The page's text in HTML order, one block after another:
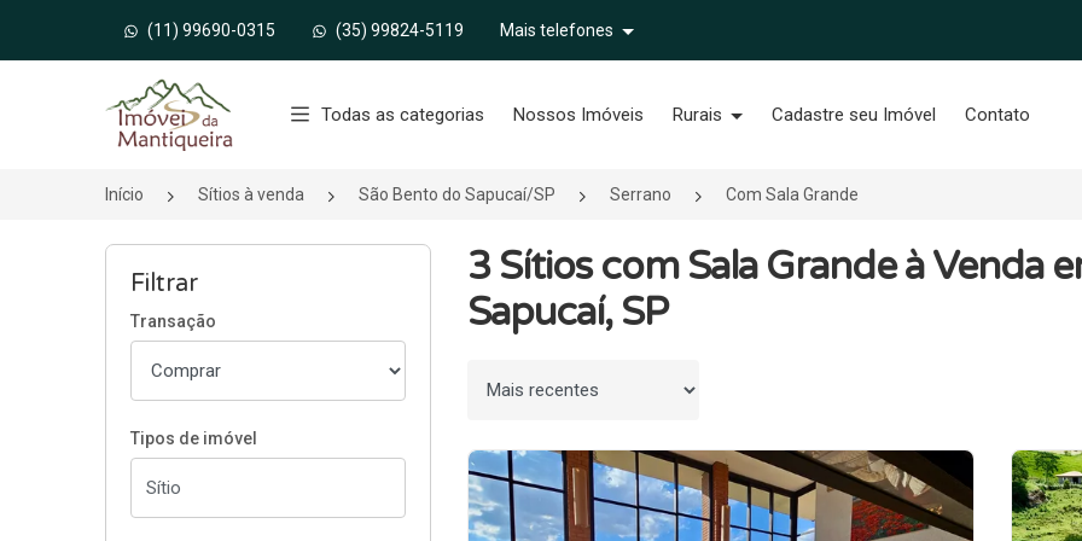
(11) 99690-0315 (35) 99824-5119 Mais telefones
Página inicial
Todas as categorias Nossos Imóveis Rurais Cadastre seu Imóvel Contato
Início Sítios à venda São Bento do Sapucaí/SP Serrano Com Sala Grande
Filtrar
Transação
Tipos de imóvel
3 Sítios com Sala Grande à Venda
Sapucaí, SP
Ordenar por